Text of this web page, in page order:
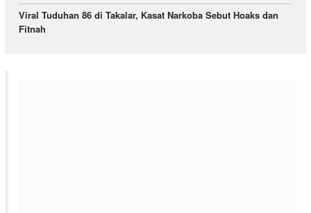
Viral Tuduhan 86 di Takalar, Kasat Narkoba Sebut Hoaks dan
Fitnah